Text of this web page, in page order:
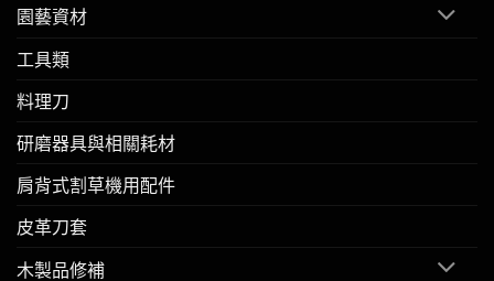
園藝資材
工具類
料理刀
研磨器具與相關耗材
肩背式割草機用配件
皮革刀套
木製品修補